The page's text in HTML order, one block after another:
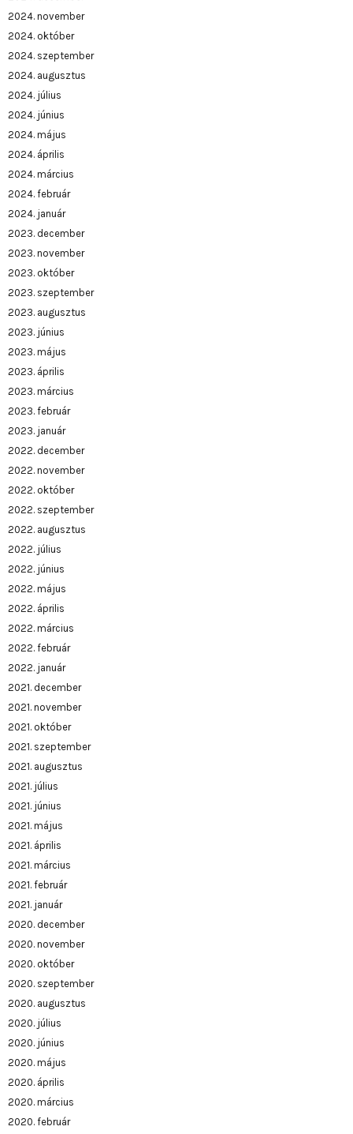
2024. november
2024. október
2024. szeptember
2024. augusztus
2024. július
2024. június
2024. május
2024. április
2024. március
2024. február
2024. január
2023. december
2023. november
2023. október
2023. szeptember
2023. augusztus
2023. június
2023. május
2023. április
2023. március
2023. február
2023. január
2022. december
2022. november
2022. október
2022. szeptember
2022. augusztus
2022. július
2022. június
2022. május
2022. április
2022. március
2022. február
2022. január
2021. december
2021. november
2021. október
2021. szeptember
2021. augusztus
2021. július
2021. június
2021. május
2021. április
2021. március
2021. február
2021. január
2020. december
2020. november
2020. október
2020. szeptember
2020. augusztus
2020. július
2020. június
2020. május
2020. április
2020. március
2020. február